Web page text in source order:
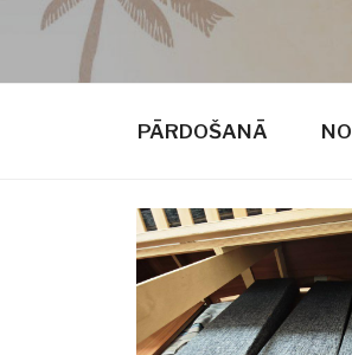
dzīvojamie treileri
PĀRDOŠANĀ